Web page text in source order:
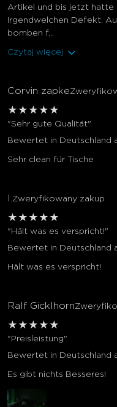
Artikel und bis jetzt hatte
Irgendwelchen Defekt.
bomben f...
Czytaj więcej
Corvin zapke
★ ★ ★ ★ ★
"Sehr gute Qualität"
Bewertet in Deutschland
Sehr clean für Tische
Zweryfikowany zakup
★ ★ ★ ★ ★
"Hält was es verspricht!"
Bewertet in Deutschland
Hält was es verspricht!
Ralf Gicklhorn
★ ★ ★ ★ ★
"Preisleistung"
Bewertet in Deutschland
Es gibt nichts Besseres!